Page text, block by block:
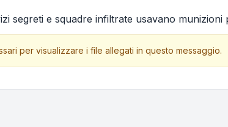
segreti e squadre infiltrate usavano
per visualizzare i file allegati in questo messaggio.